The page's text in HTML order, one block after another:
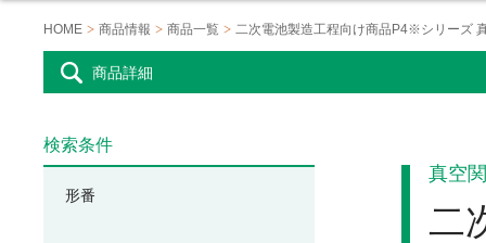
HOME 商品情報 商品一覧 二次電池製造工程向け商品P4※シリーズ
商品詳細
真空
二
検索条件
形番